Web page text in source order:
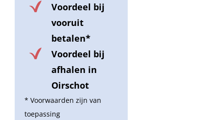
Voordeel bij
vooruit
betalen*
Voordeel bij
afhalen in
Oirschot
* Voorwaarden zijn van
toepassing